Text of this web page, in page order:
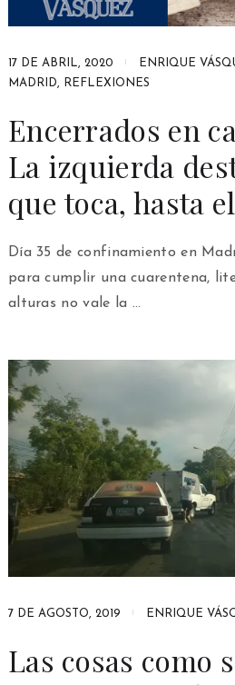
17 DE ABRIL, 2020
ENRIQUE
MADRID, REFLEXIONES
Encerrados en
La izquierda
que toca, hasta
Día 35 de confinamiento en
para cumplir una cuarentena,
alturas no vale la …
7 DE AGOSTO, 2019 ENRIQUE
Las cosas como